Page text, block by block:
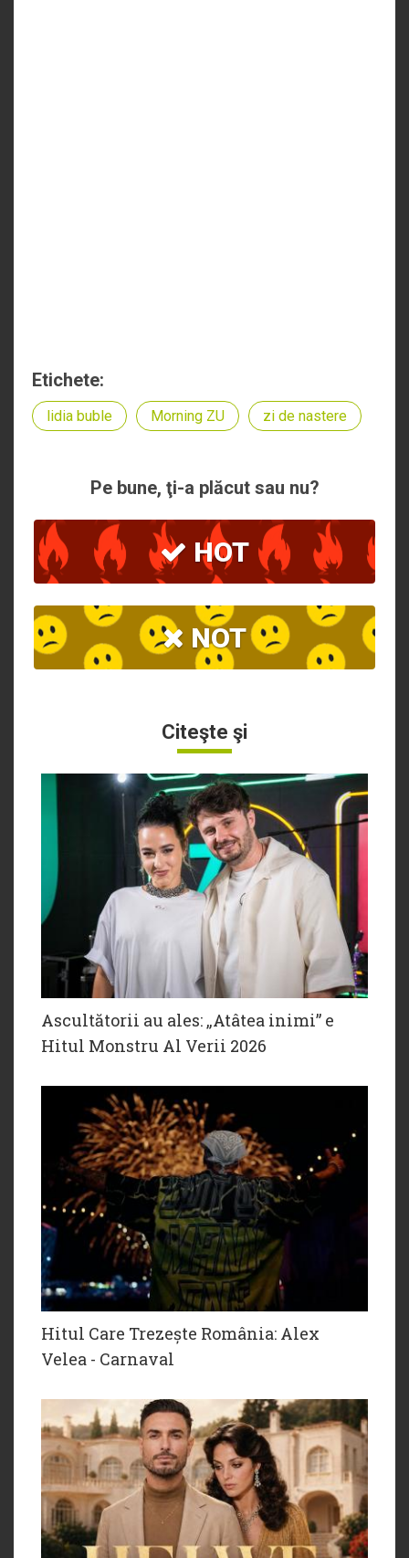
Etichete:
lidia buble Morning ZU zi de nastere
Pe bune, ţi-a plăcut sau nu?
HOT
NOT
Citeşte şi
Ascultătorii au ales: „Atâtea inimi” e
Hitul Monstru Al Verii 2026
Hitul Care Trezește România: Alex
Velea - Carnaval